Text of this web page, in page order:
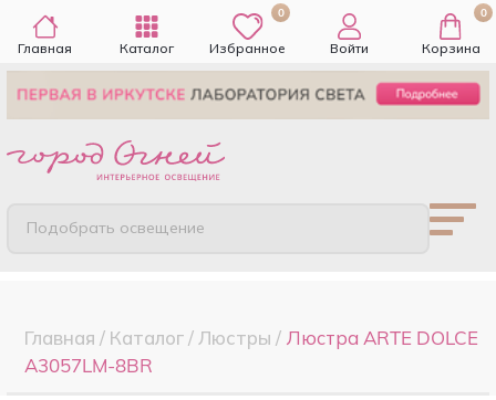
Главная Каталог
0
Избранное Войти
0
Корзина
Подобрать освещение
Главная / Каталог/ Люстры / Люстра ARTE DOLCE
A3057LM-8BR